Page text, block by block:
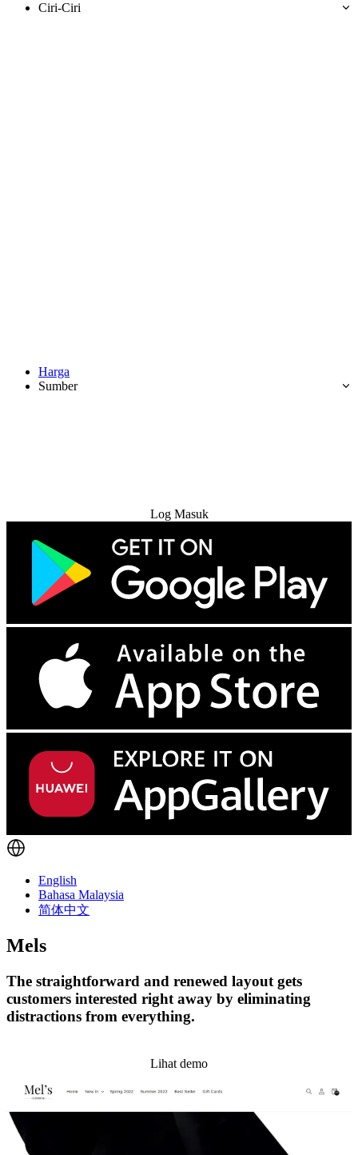
Ciri-Ciri
Harga
Sumber
Log Masuk
English
Bahasa Malaysia
简体中文
Mels
The straightforward and renewed layout gets
customers interested right away by eliminating
distractions from everything.
Lihat demo